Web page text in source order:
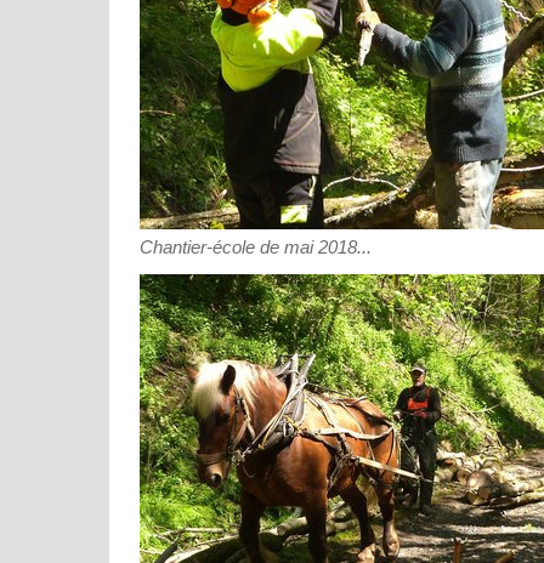
Chantier-école de mai 2018...